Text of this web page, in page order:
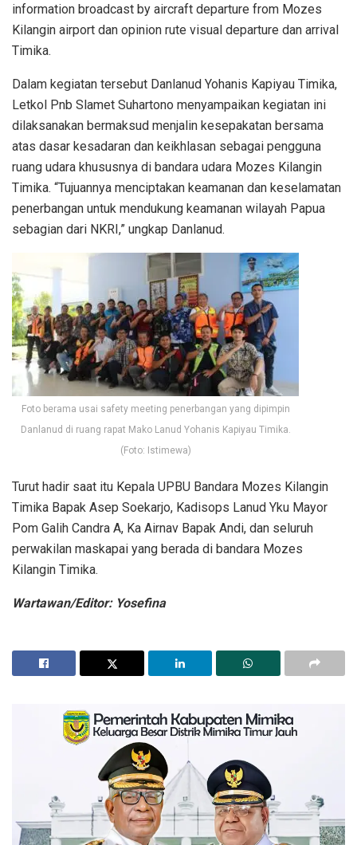
information broadcast by aircraft departure from Mozes
Kilangin airport dan opinion rute visual departure dan arrival
Timika.
Dalam kegiatan tersebut Danlanud Yohanis Kapiyau Timika,
Letkol Pnb Slamet Suhartono menyampaikan kegiatan ini
dilaksanakan bermaksud menjalin kesepakatan bersama
atas dasar kesadaran dan keikhlasan sebagai pengguna
ruang udara khususnya di bandara udara Mozes Kilangin
Timika. “Tujuannya menciptakan keamanan dan keselamatan
penerbangan untuk mendukung keamanan wilayah Papua
sebagian dari NKRI,” ungkap Danlanud.
Foto berama usai safety meeting penerbangan yang dipimpin
Danlanud di ruang rapat Mako Lanud Yohanis Kapiyau Timika.
(Foto: Istimewa)
Turut hadir saat itu Kepala UPBU Bandara Mozes Kilangin
Timika Bapak Asep Soekarjo, Kadisops Lanud Yku Mayor
Pom Galih Candra A, Ka Airnav Bapak Andi, dan seluruh
perwakilan maskapai yang berada di bandara Mozes
Kilangin Timika.
Wartawan/Editor: Yosefina